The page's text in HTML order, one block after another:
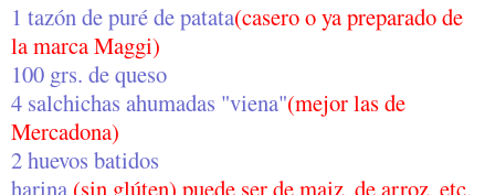
1 tazón de puré de patata(casero o ya preparado de
la marca Maggi)
100 grs. de queso
4 salchichas ahumadas "viena"(mejor las de
Mercadona)
2 huevos batidos
harina (sin glúten) puede ser de maiz, de arroz, etc.